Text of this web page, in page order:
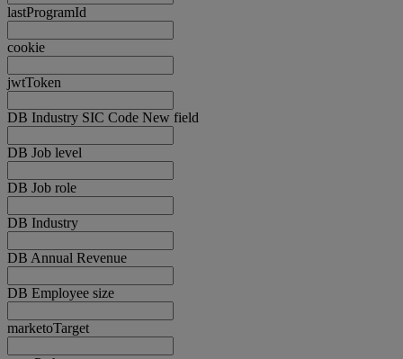
lastProgramId
cookie
jwtToken
DB Industry SIC Code New field
DB Job level
DB Job role
DB Industry
DB Annual Revenue
DB Employee size
marketoTarget